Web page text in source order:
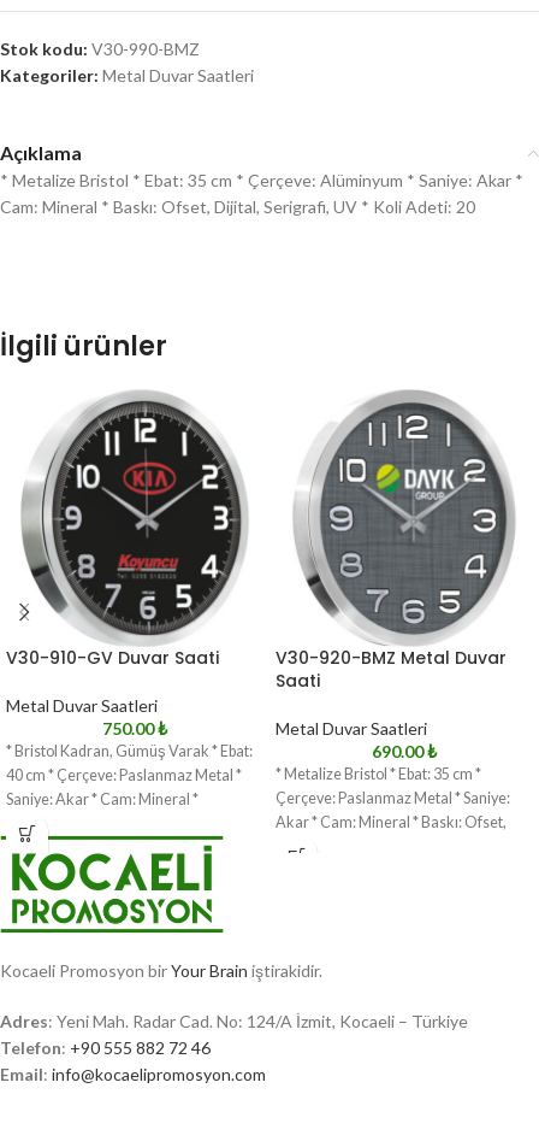
Stok kodu: V30-990-BMZ
Kategoriler: Metal Duvar Saatleri
Açıklama
* Metalize Bristol * Ebat: 35 cm * Çerçeve: Alüminyum * Saniye: Akar *
Cam: Mineral * Baskı: Ofset, Dijital, Serigrafi, UV * Koli Adeti: 20
İlgili ürünler
V30-910-GV Duvar Saati
Metal Duvar Saatleri
750.00₺
* Bristol Kadran, Gümüş Varak * Ebat:
40 cm * Çerçeve: Paslanmaz Metal *
Saniye: Akar * Cam: Mineral *
V30-920-BMZ Metal Duvar
Saati
Metal Duvar Saatleri
690.00₺
* Metalize Bristol * Ebat: 35 cm *
Çerçeve: Paslanmaz Metal * Saniye:
Akar * Cam: Mineral * Baskı: Ofset,
Kocaeli Promosyon birYour Brain iştirakidir.
Adres: Yeni Mah. Radar Cad. No: 124/A İzmit, Kocaeli – Türkiye
Telefon: +90 555 882 72 46
Email: info@kocaelipromosyon.com